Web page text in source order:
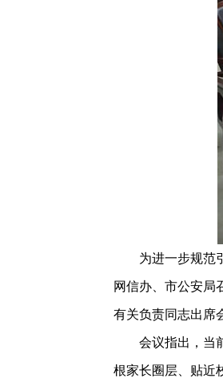
为进一步规范引
网信办、市公安局
有关负责同志出席
会议指出，当前
根家长圈层、贴近